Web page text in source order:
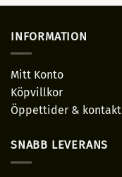
INFORMATION
Mitt Konto
Köpvillkor
Öppettider & kontakt
SNABB LEVERANS